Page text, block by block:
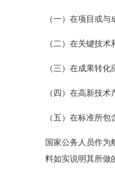
（一）在项目或
（二）在关键技
（三）在成果转
（四）在高新技
（五）在标准所
国家公务人员作为
料如实说明其所做